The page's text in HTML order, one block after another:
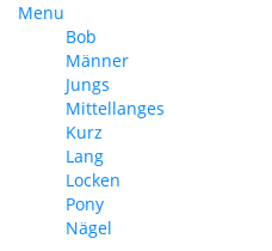
Menu
Bob
Männer
Jungs
Mittellanges
Kurz
Lang
Locken
Pony
Nägel